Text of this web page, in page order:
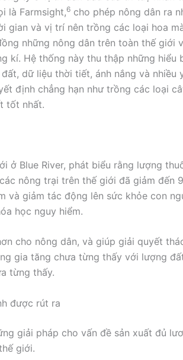
là Farmsight,6 cho phép nông dân ra
gian và vị trí nên trồng các loại hoa
những nông dân trên toàn thế giới
kí. Hệ thống này thu thập những hiểu
dữ liệu thời tiết, ánh nắng và nhiều
định chẳng hạn như trồng các loại
tốt nhất.
ở Blue River, phát biểu rằng lượng
nông trại trên thế giới đã giảm đến
và giảm tác động lên sức khỏe con
học nguy hiểm.
cho nông dân, và giúp giải quyết
gia tăng chưa từng thấy với lượng
từng thấy.
được rút ra
giải pháp cho vấn đề sản xuất đủ
giới.